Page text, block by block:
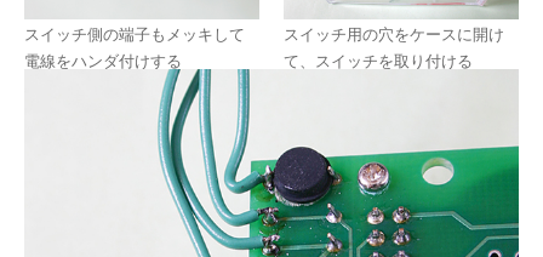
スイッチ側の端子もメッキして
電線をハンダ付けする
スイッチ用の穴をケースに開け
て、スイッチを取り付ける